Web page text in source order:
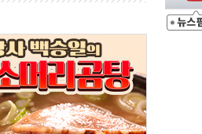
은 물결
가동
원 구조